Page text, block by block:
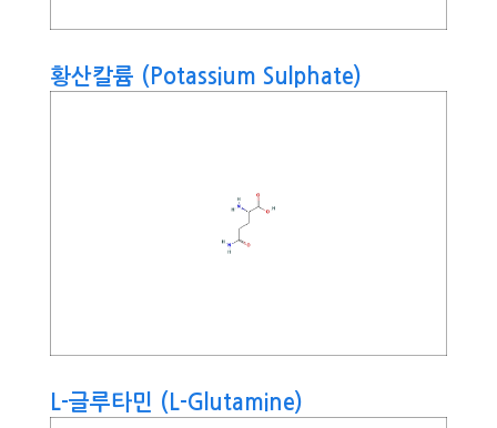
황산칼륨 (Potassium Sulphate)
L-글루타민 (L-Glutamine)